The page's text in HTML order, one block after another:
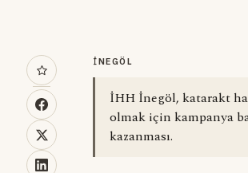
İNEGÖL
İHH İnegöl, katarakt
olmak için kampanya
kazanması.